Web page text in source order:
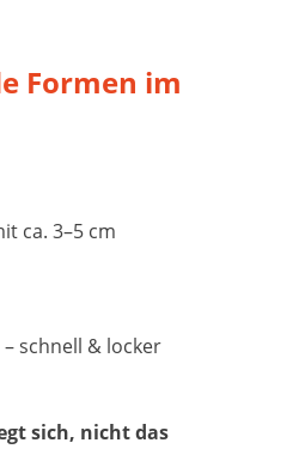
Formen im
ca. 3–5 cm
schnell & locker
sich, nicht das